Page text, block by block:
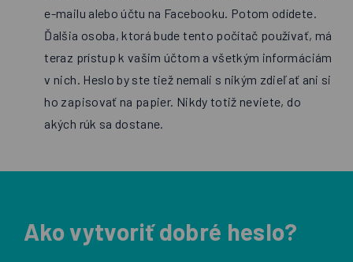
e-mailu alebo účtu na Facebooku. Potom odídete.
Ďalšia osoba, ktorá bude tento počítač používať, má
teraz prístup k vašim účtom a všetkým informáciám
v nich. Heslo by ste tiež nemali s nikým zdieľať ani si
ho zapisovať na papier. Nikdy totiž neviete, do
akých rúk sa dostane.
Ako vytvoriť dobré heslo?